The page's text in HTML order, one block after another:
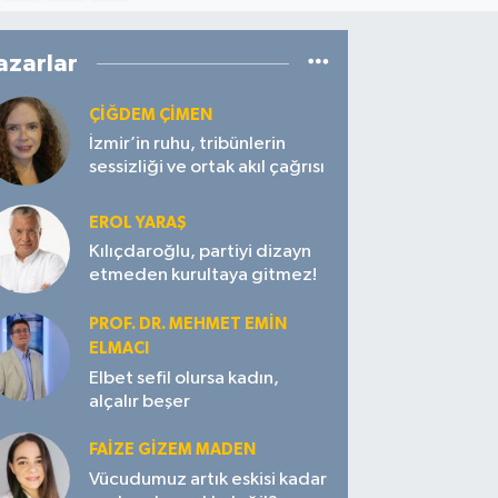
ÇIĞDEM ÇIMEN
İzmir’in ruhu, tribünlerin
sessizliği ve ortak akıl çağrısı
EROL YARAŞ
Kılıçdaroğlu, partiyi dizayn
etmeden kurultaya gitmez!
PROF. DR. MEHMET EMIN
ELMACI
Elbet sefil olursa kadın,
alçalır beşer
FAIZE GIZEM MADEN
Vücudumuz artık eskisi kadar